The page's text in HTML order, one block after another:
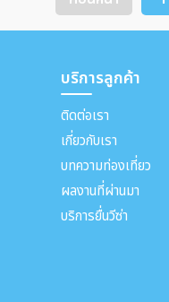
บริการลูกค้า
ติดต่อเรา
เกี่ยวกับเรา
บทความท่องเที่ยว
ผลงานที่ผ่านมา
บริการยื่นวีซ่า